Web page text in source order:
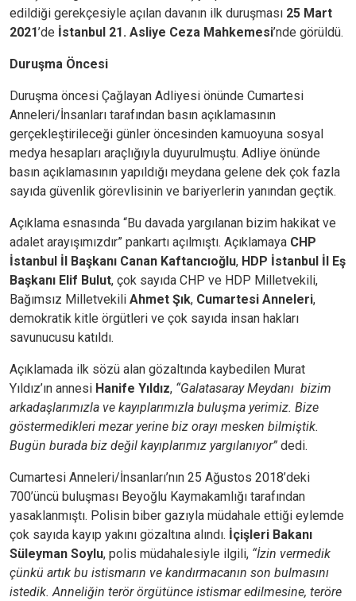
edildiği gerekçesiyle açılan davanın ilk duruşması 25 Mart
2021’de İstanbul 21. Asliye Ceza Mahkemesi’nde görüldü.
Duruşma Öncesi
Duruşma öncesi Çağlayan Adliyesi önünde Cumartesi
Anneleri/İnsanları tarafından basın açıklamasının
gerçekleştirileceği günler öncesinden kamuoyuna sosyal
medya hesapları araçlığıyla duyurulmuştu. Adliye önünde
basın açıklamasının yapıldığı meydana gelene dek çok fazla
sayıda güvenlik görevlisinin ve bariyerlerin yanından geçtik.
Açıklama esnasında “Bu davada yargılanan bizim hakikat ve
adalet arayışımızdır” pankartı açılmıştı. Açıklamaya CHP
İstanbul İl Başkanı Canan Kaftancıoğlu, HDP İstanbul İl Eş
Başkanı Elif Bulut, çok sayıda CHP ve HDP Milletvekili,
Bağımsız Milletvekili Ahmet Şık, Cumartesi Anneleri,
demokratik kitle örgütleri ve çok sayıda insan hakları
savunucusu katıldı.
Açıklamada ilk sözü alan gözaltında kaybedilen Murat
Yıldız’ın annesi Hanife Yıldız, “Galatasaray Meydanı bizim
arkadaşlarımızla ve kayıplarımızla buluşma yerimiz. Bize
göstermedikleri mezar yerine biz orayı mesken bilmiştik.
Bugün burada biz değil kayıplarımız yargılanıyor” dedi.
Cumartesi Anneleri/İnsanları’nın 25 Ağustos 2018’deki
700’üncü buluşması Beyoğlu Kaymakamlığı tarafından
yasaklanmıştı. Polisin biber gazıyla müdahale ettiği eylemde
çok sayıda kayıp yakını gözaltına alındı. İçişleri Bakanı
Süleyman Soylu, polis müdahalesiyle ilgili, “İzin vermedik
çünkü artık bu istismarın ve kandırmacanın son bulmasını
istedik. Anneliğin terör örgütünce istismar edilmesine, teröre